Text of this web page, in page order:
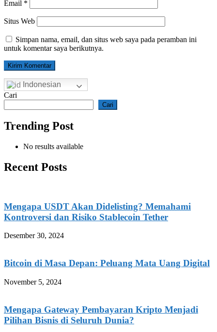
Email *
Situs Web
Simpan nama, email, dan situs web saya pada peramban ini
untuk komentar saya berikutnya.
Indonesian
Cari
Cari
Trending Post
No results available
Recent Posts
Mengapa USDT Akan Didelisting? Memahami
Kontroversi dan Risiko Stablecoin Tether
Desember 30, 2024
Bitcoin di Masa Depan: Peluang Mata Uang Digital
November 5, 2024
Mengapa Gateway Pembayaran Kripto Menjadi
Pilihan Bisnis di Seluruh Dunia?